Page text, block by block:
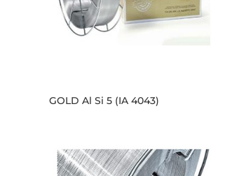
GOLD Al Si 5 (IA 4043)